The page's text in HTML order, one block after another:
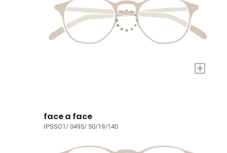
+
face a face
IPSSO1/ 0495/ 50/19/140